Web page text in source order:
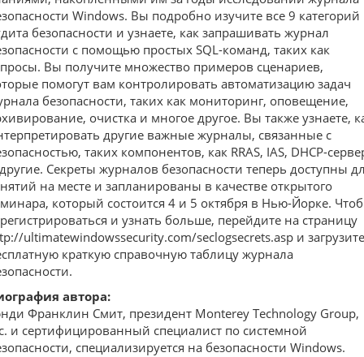
Windows. Вы подробно изучите все 9 категорий
безопасности и узнаете, как запрашивать журнал
с помощью простых SQL-команд, таких как
Вы получите множество примеров сценариев,
помогут вам контролировать автоматизацию задач
безопасности, таких как мониторинг, оповещение,
очистка и многое другое. Вы также узнаете,
другие важные журналы, связанные с
таких компонентов, как RRAS, IAS, DHCP-
Секреты журналов безопасности теперь доступны
на месте и запланированы в качестве открытого
который состоится 4 и 5 октября в Нью-Йорке.
и узнать больше, перейдите на страницу
ultimatewindowssecurity.com/seclogsecrets.asp и загрузите
краткую справочную таблицу журнала
автора:
Франклин Смит, президент Monterey Technology Group,
и сертифицированный специалист по системной
специализируется на безопасности Windows.